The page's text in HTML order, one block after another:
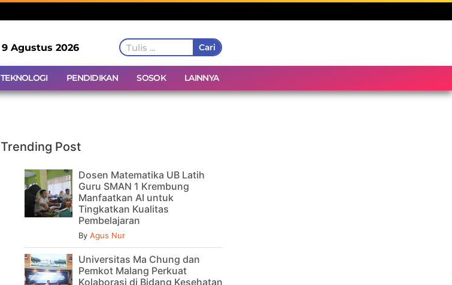
9 Agustus 2026 Cari
TEKNOLOGI PENDIDIKAN SOSOK LAINNYA
Trending Post
Dosen Matematika UB Latih
Guru SMAN 1 Krembung
Manfaatkan AI untuk
Tingkatkan Kualitas
Pembelajaran
By Agus Nur
Universitas Ma Chung dan
Pemkot Malang Perkuat
Kolaborasi di Bidang Kesehatan